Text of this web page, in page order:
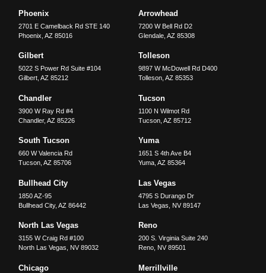
Phoenix
2701 E Camelback Rd STE 140
Phoenix ,AZ 85016
Arrowhead
7200 W Bell Rd D2
Glendale, AZ 85308
Gilbert
5022 S Power Rd Suite #104
Gilbert ,AZ 85212
Tolleson
9897 W McDowell Rd D400
Tolleson, AZ 85353
Chandler
3900 W Ray Rd #4
Chandler,AZ 85226
Tucson
1100 N Wilmot Rd
Tucson, AZ 85712
South Tucson
660 W Valencia Rd
Tucson ,AZ 85706
Yuma
1651 S 4th Ave B4
Yuma, AZ 85364
Bullhead City
1850 AZ-95
Bullhead City,AZ 86442
Las Vegas
4795 S Durango Dr
Las Vegas
NV 89147
North Las Vegas
3155 W Craig Rd #100
North Las Vegas
NV 89032
Reno
200 S. Virginia Suite 240
Reno, NV 89501
Chicago Merrillville